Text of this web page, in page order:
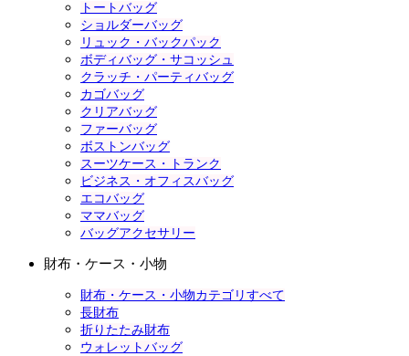
トートバッグ
ショルダーバッグ
リュック・バックパック
ボディバッグ・サコッシュ
クラッチ・パーティバッグ
カゴバッグ
クリアバッグ
ファーバッグ
ボストンバッグ
スーツケース・トランク
ビジネス・オフィスバッグ
エコバッグ
ママバッグ
バッグアクセサリー
財布・ケース・小物
財布・ケース・小物カテゴリすべて
長財布
折りたたみ財布
ウォレットバッグ